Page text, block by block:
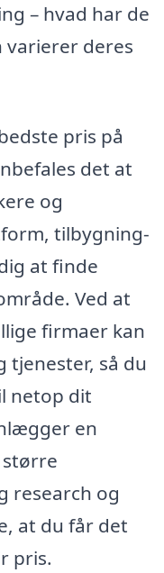
– hvad har de
deres
pris på
det at
og
tilbygning-
at finde
Ved at
firmaer kan
tjenester, så du
netop dit
en
research og
at du får det
pris.